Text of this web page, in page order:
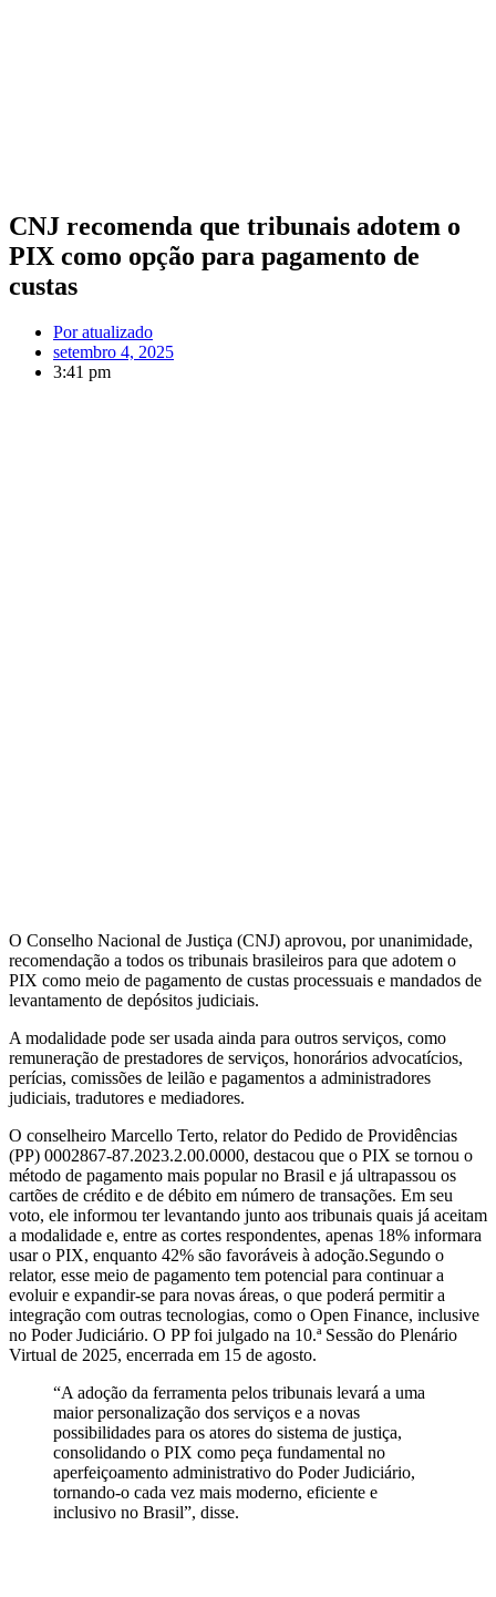
CNJ recomenda que tribunais adotem o
PIX como opção para pagamento de
custas
Poratualizado
setembro 4, 2025
3:41 pm
O Conselho Nacional de Justiça (CNJ) aprovou, por unanimidade,
recomendação a todos os tribunais brasileiros para que adotem o
PIX como meio de pagamento de custas processuais e mandados de
levantamento de depósitos judiciais.
A modalidade pode ser usada ainda para outros serviços, como
remuneração de prestadores de serviços, honorários advocatícios,
perícias, comissões de leilão e pagamentos a administradores
judiciais, tradutores e mediadores.
O conselheiro Marcello Terto, relator do Pedido de Providências
(PP) 0002867-87.2023.2.00.0000, destacou que o PIX se tornou o
método de pagamento mais popular no Brasil e já ultrapassou os
cartões de crédito e de débito em número de transações. Em seu
voto, ele informou ter levantando junto aos tribunais quais já aceitam
a modalidade e, entre as cortes respondentes, apenas 18% informara
usar o PIX, enquanto 42% são favoráveis à adoção.Segundo o
relator, esse meio de pagamento tem potencial para continuar a
evoluir e expandir-se para novas áreas, o que poderá permitir a
integração com outras tecnologias, como o Open Finance, inclusive
no Poder Judiciário. O PP foi julgado na 10.ª Sessão do Plenário
Virtual de 2025, encerrada em 15 de agosto.
“A adoção da ferramenta pelos tribunais levará a uma
maior personalização dos serviços e a novas
possibilidades para os atores do sistema de justiça,
consolidando o PIX como peça fundamental no
aperfeiçoamento administrativo do Poder Judiciário,
tornando-o cada vez mais moderno, eficiente e
inclusivo no Brasil”, disse.